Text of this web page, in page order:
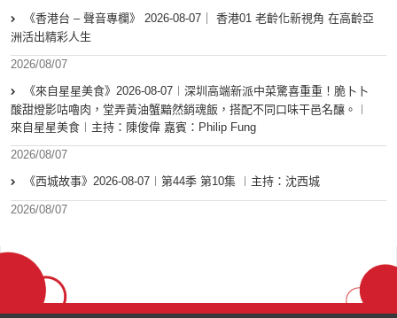
《香港台 – 聲音專欄》 2026-08-07｜ 香港01 老齡化新視角 在高齡亞
洲活出精彩人生
2026/08/07
《來自星星美食》2026-08-07︱深圳高端新派中菜驚喜重重！脆卜卜
酸甜燈影咕嚕肉，堂弄黃油蟹黯然銷魂飯，搭配不同口味干邑名釀。︱
來自星星美食︱主持：陳俊偉 嘉賓：Philip Fung
2026/08/07
《西城故事》2026-08-07︱第44季 第10集 ︱主持：沈西城
2026/08/07